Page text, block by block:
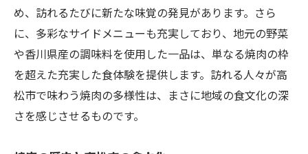
め、訪れるたびに新たな味覚の発見があります。さら
に、多彩なサイドメニューも充実しており、地元の野菜
や香川県産の調味料を使用した一品は、単なる焼肉の枠
を超えた充実した食体験を提供します。訪れる人々が高
松市で味わう焼肉の多様性は、まさに地域の食文化の深
さを感じさせるものです。